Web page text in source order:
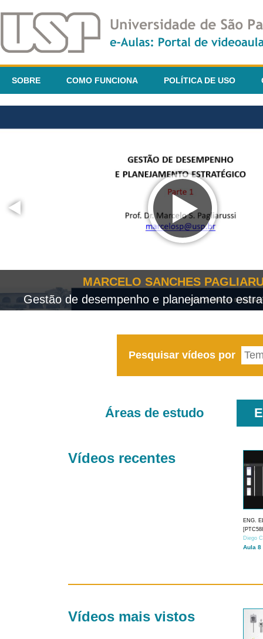
SOBRE COMO FUNCIONA POLÍTICA DE USO
MARCELO SANCHES
Gestão de desempenho e planejamento
Pesquisar vídeos por
Áreas de estudo
Vídeos recentes
ENG.
Diego
Aula 8
Vídeos mais vistos